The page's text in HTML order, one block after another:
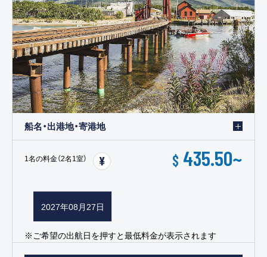
船名・出港地・寄港地
1名の料金（2名1室） $ 435.50~
2027年08月27日
※ご希望の出航日を押すと最低料金が表示されます